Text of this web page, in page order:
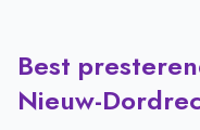
Verkoopprijzen in
Plaats
Klazienaveen
Best
Nieuw-